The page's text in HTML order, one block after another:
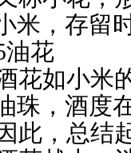
米，存留
花
花如小米
珠，酒度
此，总结